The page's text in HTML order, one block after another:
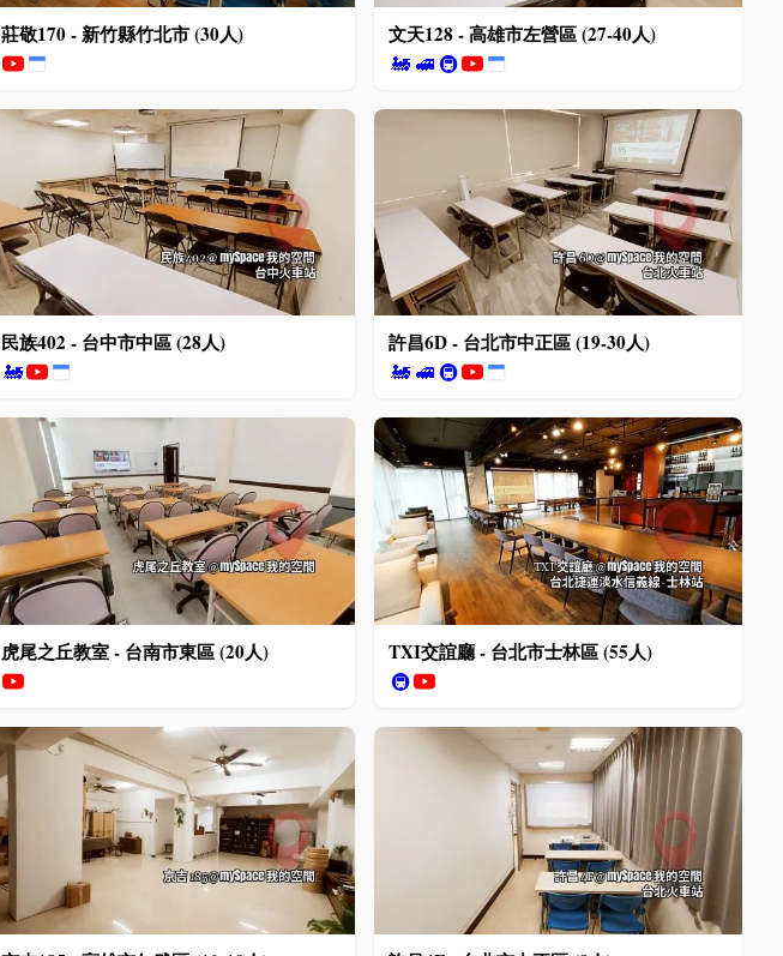
莊敬170 - 新竹縣竹北市 (30人) 文天128 - 高雄市左營區 (27-40人)
🚂 🚅🚇
民族402 - 台中市中區 (28人)
🚂
許昌6D - 台北市中正區 (19-30人)
🚂 🚅🚇
虎尾之丘教室 - 台南市東區 (20人) TXI交誼廳 - 台北市士林區 (55人)
🚇